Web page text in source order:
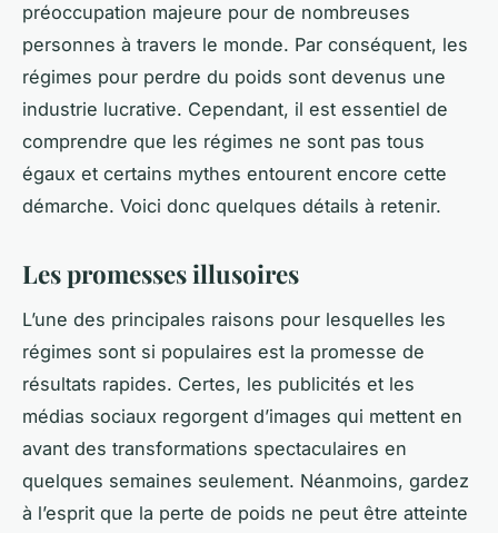
préoccupation majeure pour de nombreuses
personnes à travers le monde. Par conséquent, les
régimes pour perdre du poids sont devenus une
industrie lucrative. Cependant, il est essentiel de
comprendre que les régimes ne sont pas tous
égaux et certains mythes entourent encore cette
démarche. Voici donc quelques détails à retenir.
Les promesses illusoires
L’une des principales raisons pour lesquelles les
régimes sont si populaires est la promesse de
résultats rapides. Certes, les publicités et les
médias sociaux regorgent d’images qui mettent en
avant des transformations spectaculaires en
quelques semaines seulement. Néanmoins, gardez
à l’esprit que la perte de poids ne peut être atteinte